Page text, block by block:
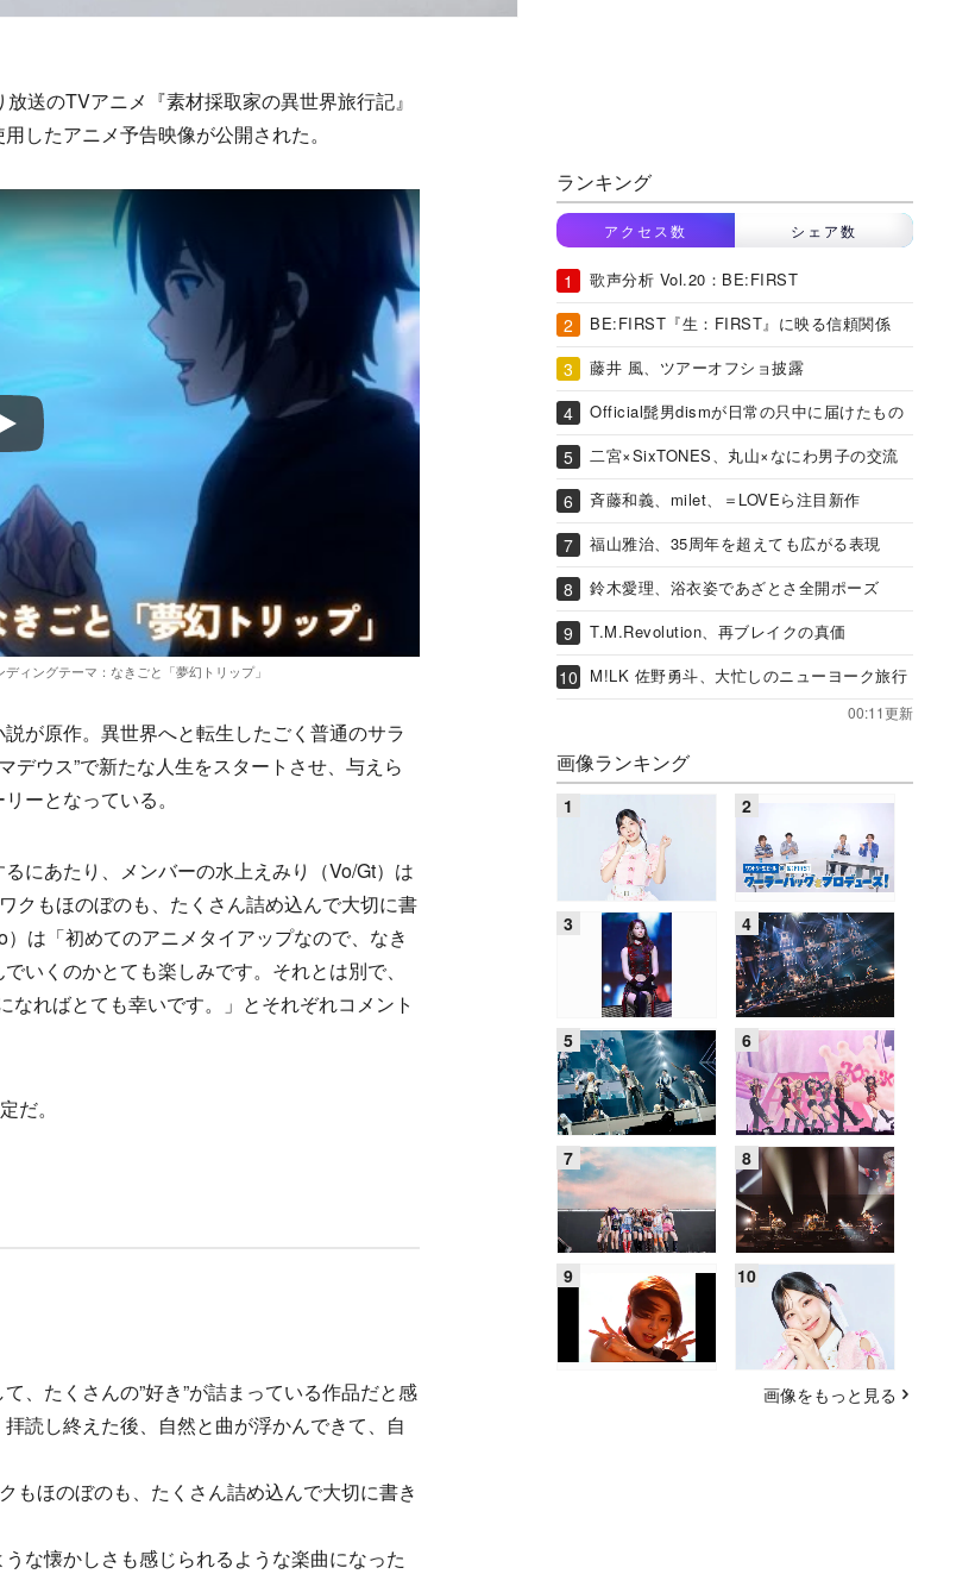
送のTVアニメ『素材採取家の異世界旅行記』
したアニメ予告映像が公開された。
ィングテーマ：なきごと「夢幻トリップ」
が原作。異世界へと転生したごく普通のサラ
デウス”で新たな人生をスタートさせ、与えら
ーとなっている。
にあたり、メンバーの水上えみり（Vo/Gt）は
クもほのぼのも、たくさん詰め込んで大切に書
は「初めてのアニメタイアップなので、なき
いくのかとても楽しみです。それとは別で、
ればとても幸いです。」とそれぞれコメント
だ。
、たくさんの”好き”が詰まっている作品だと感
読し終えた後、自然と曲が浮かんできて、自
もほのぼのも、たくさん詰め込んで大切に書き
な懐かしさも感じられるような楽曲になった
ランキング
アクセス数 シェア数
歌声分析 Vol.20：BE:FIRST
BE:FIRST『生：FIRST』に映る信頼関係
藤井 風、ツアーオフショ披露
Official髭男dismが日常の只中に届けたもの
二宮×SixTONES、丸山×なにわ男子の交流
斉藤和義、milet、＝LOVEら注目新作
福山雅治、35周年を超えても広がる表現
鈴木愛理、浴衣姿であざとさ全開ポーズ
T.M.Revolution、再ブレイクの真価
M!LK 佐野勇斗、大忙しのニューヨーク旅行
00:11更新
画像ランキング
画像をもっと見る